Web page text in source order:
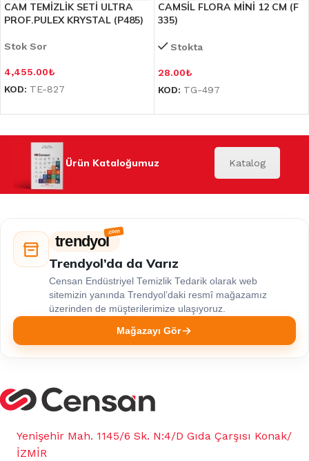
CAM TEMİZLİK SETİ ULTRA
PROF.PULEX KRYSTAL (P485)
Stok Sor
4,455.00₺
KOD: TE-827
CAMSİL FLORA MİNİ 12 CM (F
335)
Stokta
28.00₺
KOD: TG-497
Ürün Kataloğumuz Katalog
trendyol
Trendyol’da da Varız
Censan Endüstriyel Temizlik Tedarik olarak web
sitemizin yanında Trendyol’daki resmî mağazamız
üzerinden de müşterilerimize ulaşıyoruz.
Mağazayı Gör
Yenişehir Mah. 1145/6 Sk. N:4/D Gıda Çarşısı Konak/
İZMİR